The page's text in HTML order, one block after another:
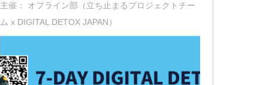
主催： オフライン部（立ち止まるプロジェクトチー
ム x DIGITAL DETOX JAPAN）